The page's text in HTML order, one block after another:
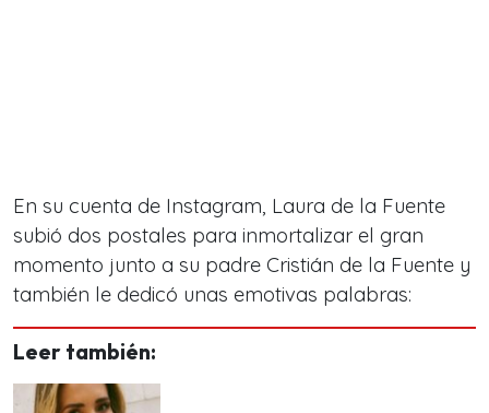
En su cuenta de Instagram, Laura de la Fuente
subió dos postales para inmortalizar el gran
momento junto a su padre Cristián de la Fuente y
también le dedicó unas emotivas palabras:
Leer también: